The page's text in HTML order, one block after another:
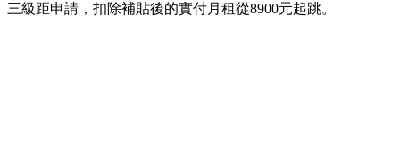
三級距申請，扣除補貼後的實付月租從8900元起跳。